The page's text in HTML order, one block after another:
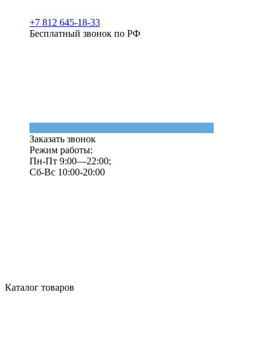
+7 812 645-18-33
Бесплатный звонок по РФ
Заказать звонок
Режим работы:
Пн-Пт 9:00—22:00;
Сб-Вс 10:00-20:00
Каталог товаров